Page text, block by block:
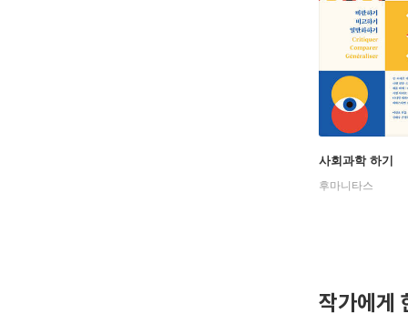
사회과학 하기
후마니타스
작가에게